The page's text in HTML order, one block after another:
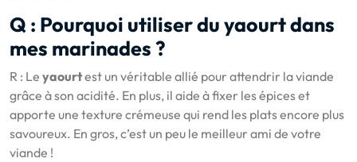
Q : Pourquoi utiliser du yaourt dans
mes marinades ?
R : Le yaourtest un véritable allié pour attendrir la viande
grâce à son acidité. En plus, il aide à fixer les épices et
apporte une texture crémeuse qui rend les plats encore plus
savoureux. En gros, c’est un peu le meilleur ami de votre
viande !